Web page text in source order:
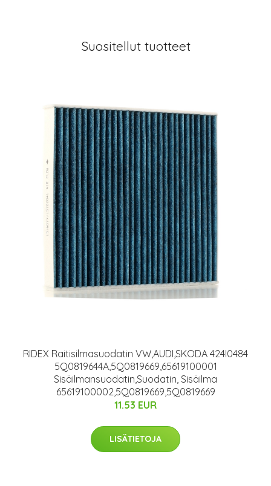
Suositellut tuotteet
RIDEX Raitisilmasuodatin VW,AUDI,SKODA 424I0484
5Q0819644A,5Q0819669,65619100001
Sisäilmansuodatin,Suodatin, Sisäilma
65619100002,5Q0819669,5Q0819669
11.53 EUR
LISÄTIETOJA